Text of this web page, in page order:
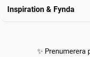
Inspiration & Fynda
✨ Prenumerera